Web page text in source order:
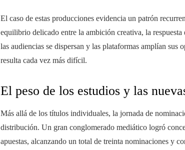
El caso de estas producciones evidencia un patrón
equilibrio delicado entre la ambición creativa, la
las audiencias se dispersan y las plataformas amplían sus
resulta cada vez más difícil.
El peso de los estudios y las
Más allá de los títulos individuales, la jornada de
distribución. Un gran conglomerado mediático logró
apuestas, alcanzando un total de treinta nominaciones y